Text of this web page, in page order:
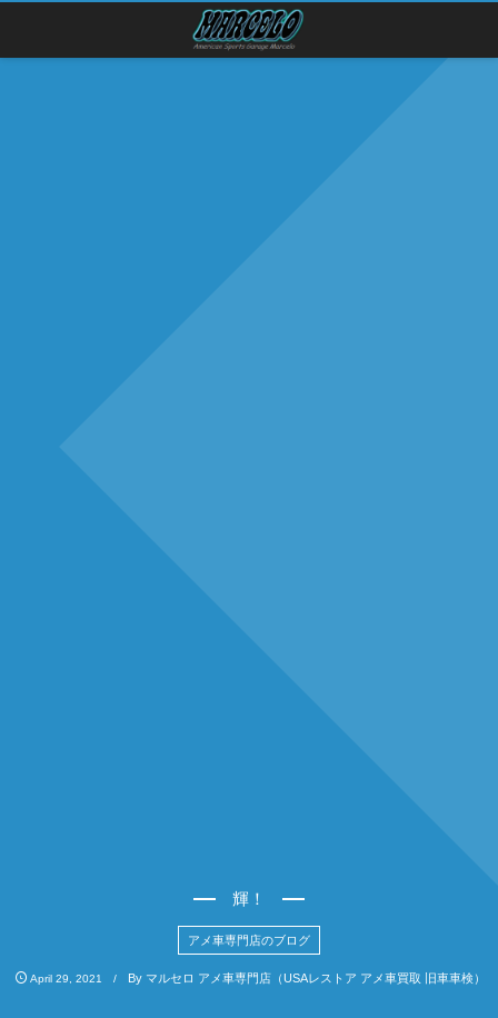
輝！
アメ車専門店のブログ
April 29 ,2021 By マルセロ アメ車専門店（USAレストア アメ車買取 旧車車検）